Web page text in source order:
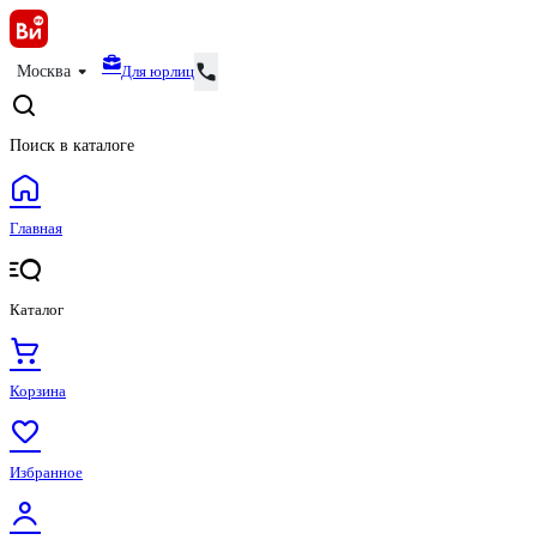
Москва Для юрлиц
Поиск в каталоге
Главная
Каталог
Корзина
Избранное